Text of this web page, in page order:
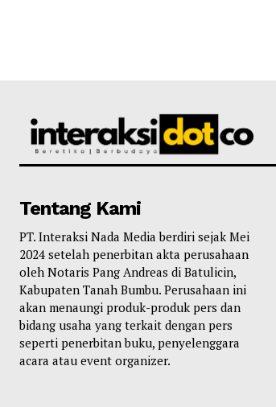
Tentang Kami
PT. Interaksi Nada Media berdiri sejak Mei
2024 setelah penerbitan akta perusahaan
oleh Notaris Pang Andreas di Batulicin,
Kabupaten Tanah Bumbu. Perusahaan ini
akan menaungi produk-produk pers dan
bidang usaha yang terkait dengan pers
seperti penerbitan buku, penyelenggara
acara atau event organizer.